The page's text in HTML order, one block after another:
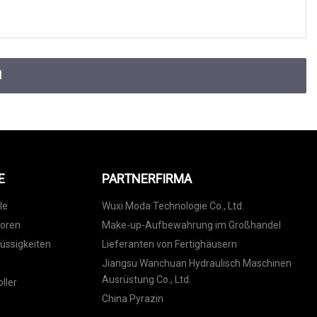
PARTNERFIRMA
Wuxi Moda Technologie Co., Ltd.
Make-up-Aufbewahrung im Großhandel
Lieferanten von Fertighäusern
Jiangsu Wanchuan Hydraulisch Maschinen
Ausrüstung Co., Ltd.
China Pyrazin